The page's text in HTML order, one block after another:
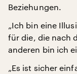
Beziehungen.
„Ich bin eine
für die, die nach
anderen bin ich
„Es ist sicher